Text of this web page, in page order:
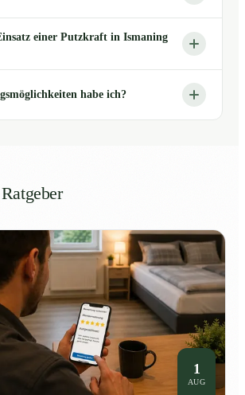
einer Putzkraft in Ismaning
habe ich?
1
AUG